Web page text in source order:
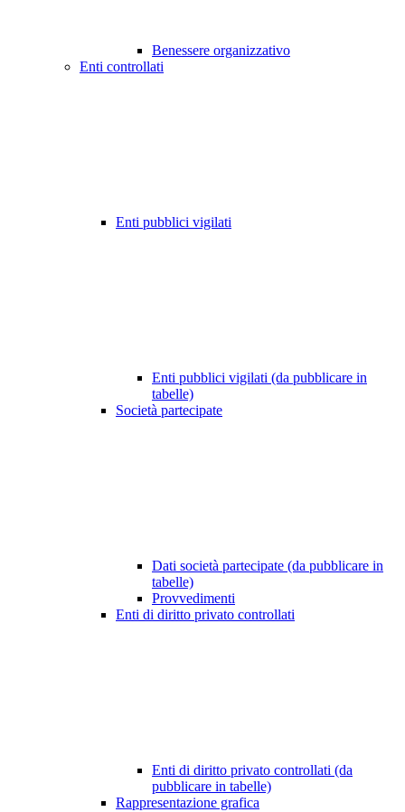
Benessere organizzativo
Enti controllati
Enti pubblici vigilati
Enti pubblici vigilati (da pubblicare in
tabelle)
Società partecipate
Dati società partecipate (da pubblicare in
tabelle)
Provvedimenti
Enti di diritto privato controllati
Enti di diritto privato controllati (da
pubblicare in tabelle)
Rappresentazione grafica